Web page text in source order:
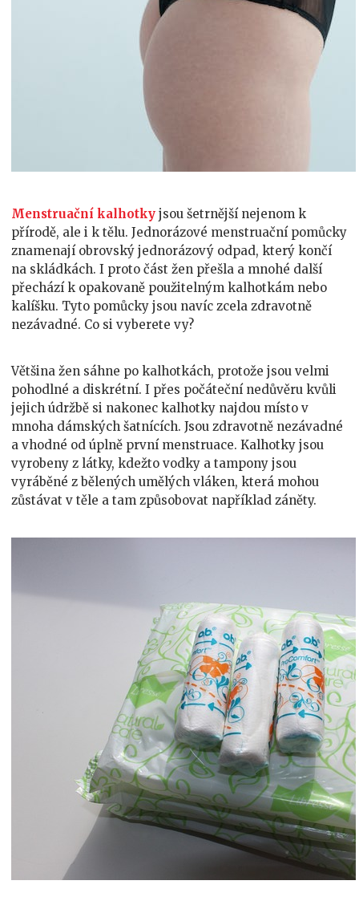
Menstruační kalhotky jsou šetrnější nejenom k
přírodě, ale i k tělu. Jednorázové menstruační pomůcky
znamenají obrovský jednorázový odpad, který končí
na skládkách. I proto část žen přešla a mnohé další
přechází k opakovaně použitelným kalhotkám nebo
kalíšku. Tyto pomůcky jsou navíc zcela zdravotně
nezávadné. Co si vyberete vy?
Většina žen sáhne po kalhotkách, protože jsou velmi
pohodlné a diskrétní. I přes počáteční nedůvěru kvůli
jejich údržbě si nakonec kalhotky najdou místo v
mnoha dámských šatnících. Jsou zdravotně nezávadné
a vhodné od úplně první menstruace. Kalhotky jsou
vyrobeny z látky, kdežto vodky a tampony jsou
vyráběné z bělených umělých vláken, která mohou
zůstávat v těle a tam způsobovat například záněty.